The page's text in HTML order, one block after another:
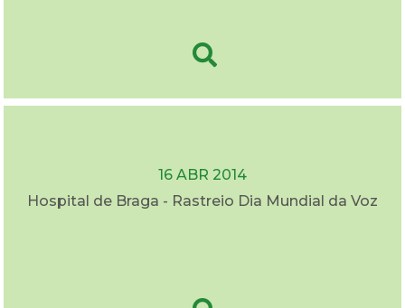
16 ABR 2014
Hospital de Braga - Rastreio Dia Mundial da Voz